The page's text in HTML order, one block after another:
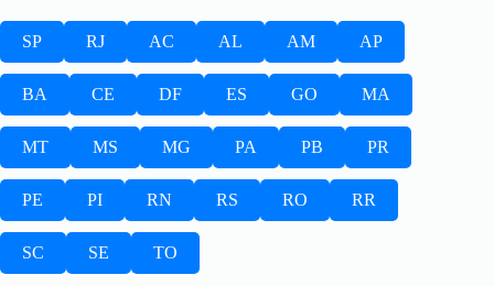
SP RJ AC AL AM AP
BA CE DF ES GO MA
MT MS MG PA PB PR
PE PI RN RS RO RR
SC SE TO